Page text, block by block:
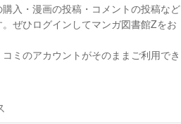
入・漫画の投稿・コメントの投稿など
ぜひログインしてマンガ図書館Zをお
ミのアカウントがそのままご利用でき